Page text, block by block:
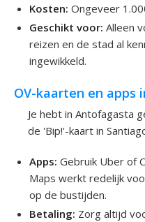
Kosten: Ongeveer
Geschikt voor: Alleen
reizen en de stad al
ingewikkeld.
OV-kaarten en apps
Je hebt in Antofagasta
de 'Bip!'-kaart in
Apps: Gebruik Uber of
Maps werkt redelijk
op de bustijden.
Betaling: Zorg altijd